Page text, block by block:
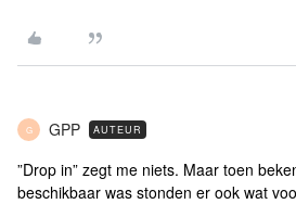
G GPP AUTEUR
”Drop in” zegt me niets. Maar toen
beschikbaar was stonden er ook wat